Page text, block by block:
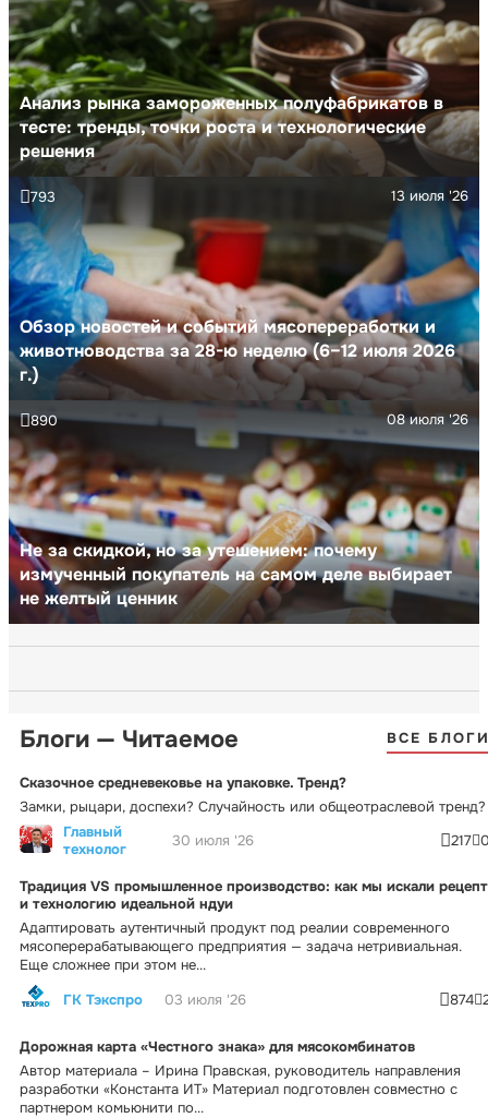
Анализ рынка замороженных полуфабрикатов в
тесте: тренды, точки роста и технологические
решения
Обзор новостей и событий мясопереработки и
животноводства за 28-ю неделю (6–12 июля 2026
г.)
13 июля '26
793
Не за скидкой, но за утешением: почему
измученный покупатель на самом деле выбирает
не желтый ценник
08 июля '26
890
Блоги — Читаемое ВСЕ
Сказочное средневековье на упаковке. Тренд?
Замки, рыцари, доспехи? Случайность или общеотраслевой тренд?
Главный
технолог
30 июля '26 217
Традиция VS промышленное производство: как мы искали рецепт
и технологию идеальной ндуи
Адаптировать аутентичный продукт под реалии современного
мясоперерабатывающего предприятия — задача нетривиальная.
Еще сложнее при этом не...
ГК Тэкспро
03 июля '26 874
Дорожная карта «Честного знака» для мясокомбинатов
Автор материала – Ирина Правская, руководитель направления
разработки «Константа ИТ» Материал подготовлен совместно с
партнером комьюнити по...